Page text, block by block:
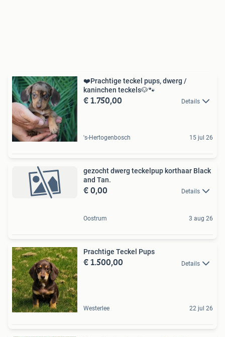
❤️Prachtige teckel pups, dwerg /
kaninchen teckels🐶🐾
€ 1.750,00 Details
's-Hertogenbosch 15 jul 26
gezocht dwerg teckelpup korthaar Black
and Tan.
€ 0,00 Details
Oostrum 3 aug 26
Prachtige Teckel Pups
€ 1.500,00 Details
Westerlee 22 jul 26